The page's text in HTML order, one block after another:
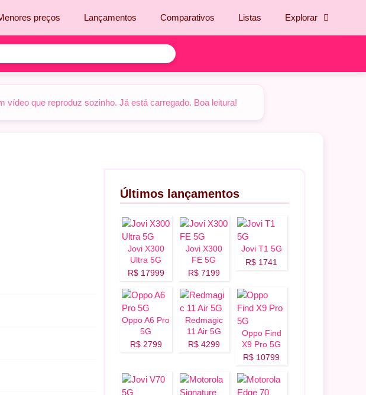
preços Lançamentos Comparativos Listas Explorar
que reproduz sozinho. Já está carregado. Boa leitura!
Últimos lançamentos
Jovi X300
Ultra 5G
R$ 17999
Jovi X300
FE 5G
R$ 7199
Jovi T1 5G
R$ 1741
Oppo A6 Pro
5G
R$ 2799
Redmagic
11 Air 5G
R$ 4299
Oppo Find
X9 Pro 5G
R$ 10799